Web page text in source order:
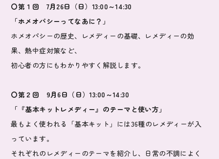
〇第１回 7月26日（日）13:00～14:30
「ホメオパシーってなあに？」
ホメオパシーの歴史、レメディーの基礎、レメディーの効
果、熱中症対策など、
初心者の方にもわかりやすく解説します。
〇第２回 9月6日（日）13:00～14:30
「『基本キットレメディー』のテーマと使い方」
最もよく使われる「基本キット」には36種のレメディーが入
っています。
それぞれのレメディーのテーマを紹介し、日常の不調によく